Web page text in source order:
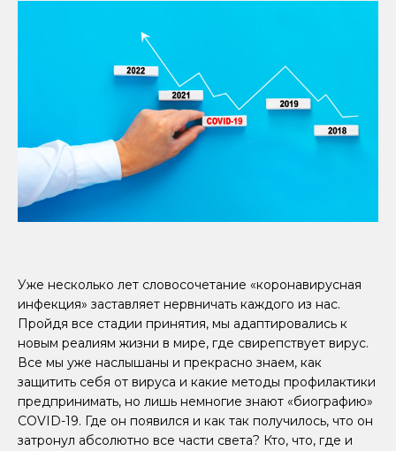
Уже несколько лет словосочетание «коронавирусная
инфекция» заставляет нервничать каждого из нас.
Пройдя все стадии принятия, мы адаптировались к
новым реалиям жизни в мире, где свирепствует вирус.
Все мы уже наслышаны и прекрасно знаем, как
защитить себя от вируса и какие методы профилактики
предпринимать, но лишь немногие знают «биографию»
COVID-19. Где он появился и как так получилось, что он
затронул абсолютно все части света? Кто, что, где и